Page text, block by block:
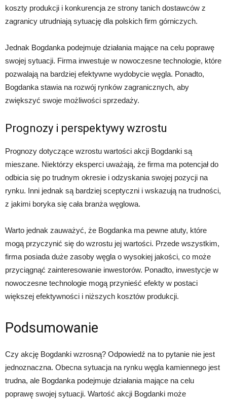
koszty produkcji i konkurencja ze strony tanich dostawców z
zagranicy utrudniają sytuację dla polskich firm górniczych.
Jednak Bogdanka podejmuje działania mające na celu poprawę
swojej sytuacji. Firma inwestuje w nowoczesne technologie, które
pozwalają na bardziej efektywne wydobycie węgla. Ponadto,
Bogdanka stawia na rozwój rynków zagranicznych, aby
zwiększyć swoje możliwości sprzedaży.
Prognozy i perspektywy wzrostu
Prognozy dotyczące wzrostu wartości akcji Bogdanki są
mieszane. Niektórzy eksperci uważają, że firma ma potencjał do
odbicia się po trudnym okresie i odzyskania swojej pozycji na
rynku. Inni jednak są bardziej sceptyczni i wskazują na trudności,
z jakimi boryka się cała branża węglowa.
Warto jednak zauważyć, że Bogdanka ma pewne atuty, które
mogą przyczynić się do wzrostu jej wartości. Przede wszystkim,
firma posiada duże zasoby węgla o wysokiej jakości, co może
przyciągnąć zainteresowanie inwestorów. Ponadto, inwestycje w
nowoczesne technologie mogą przynieść efekty w postaci
większej efektywności i niższych kosztów produkcji.
Podsumowanie
Czy akcję Bogdanki wzrosną? Odpowiedź na to pytanie nie jest
jednoznaczna. Obecna sytuacja na rynku węgla kamiennego jest
trudna, ale Bogdanka podejmuje działania mające na celu
poprawę swojej sytuacji. Wartość akcji Bogdanki może